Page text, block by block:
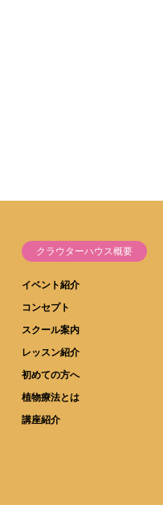
クラウターハウス概要
イベント紹介
コンセプト
スクール案内
レッスン紹介
初めての方へ
植物療法とは
講座紹介